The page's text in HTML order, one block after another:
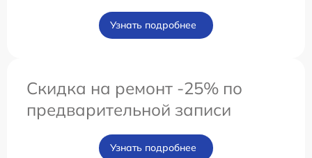
Узнать подробнее
Скидка на ремонт -25% по
предварительной записи
Узнать подробнее